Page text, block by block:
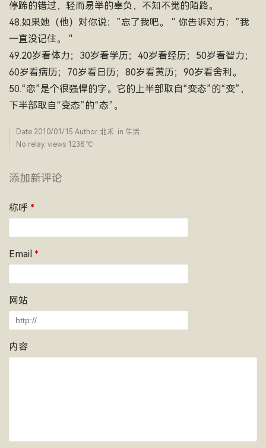
停蹄的错过，轻而易举的辜负，不知不觉的陌路。
48.如果她（他）对你说：”忘了我吧。＂你告诉对方：”我
一直没记住。＂
49.20岁看体力；30岁看学历；40岁看经历；50岁看智力；
60岁看病历；70岁看日历；80岁看黄历；90岁看舍利。
50.“恋”是个很强悍的字。它的上半部取自“变态”的“变”，
下半部取自“变态”的“态”。
Date 2010/01/15.Author 北禾 .in 生活.
No relay. views 1238 ­℃
添加新评论
称呼 *
Email *
网站
内容